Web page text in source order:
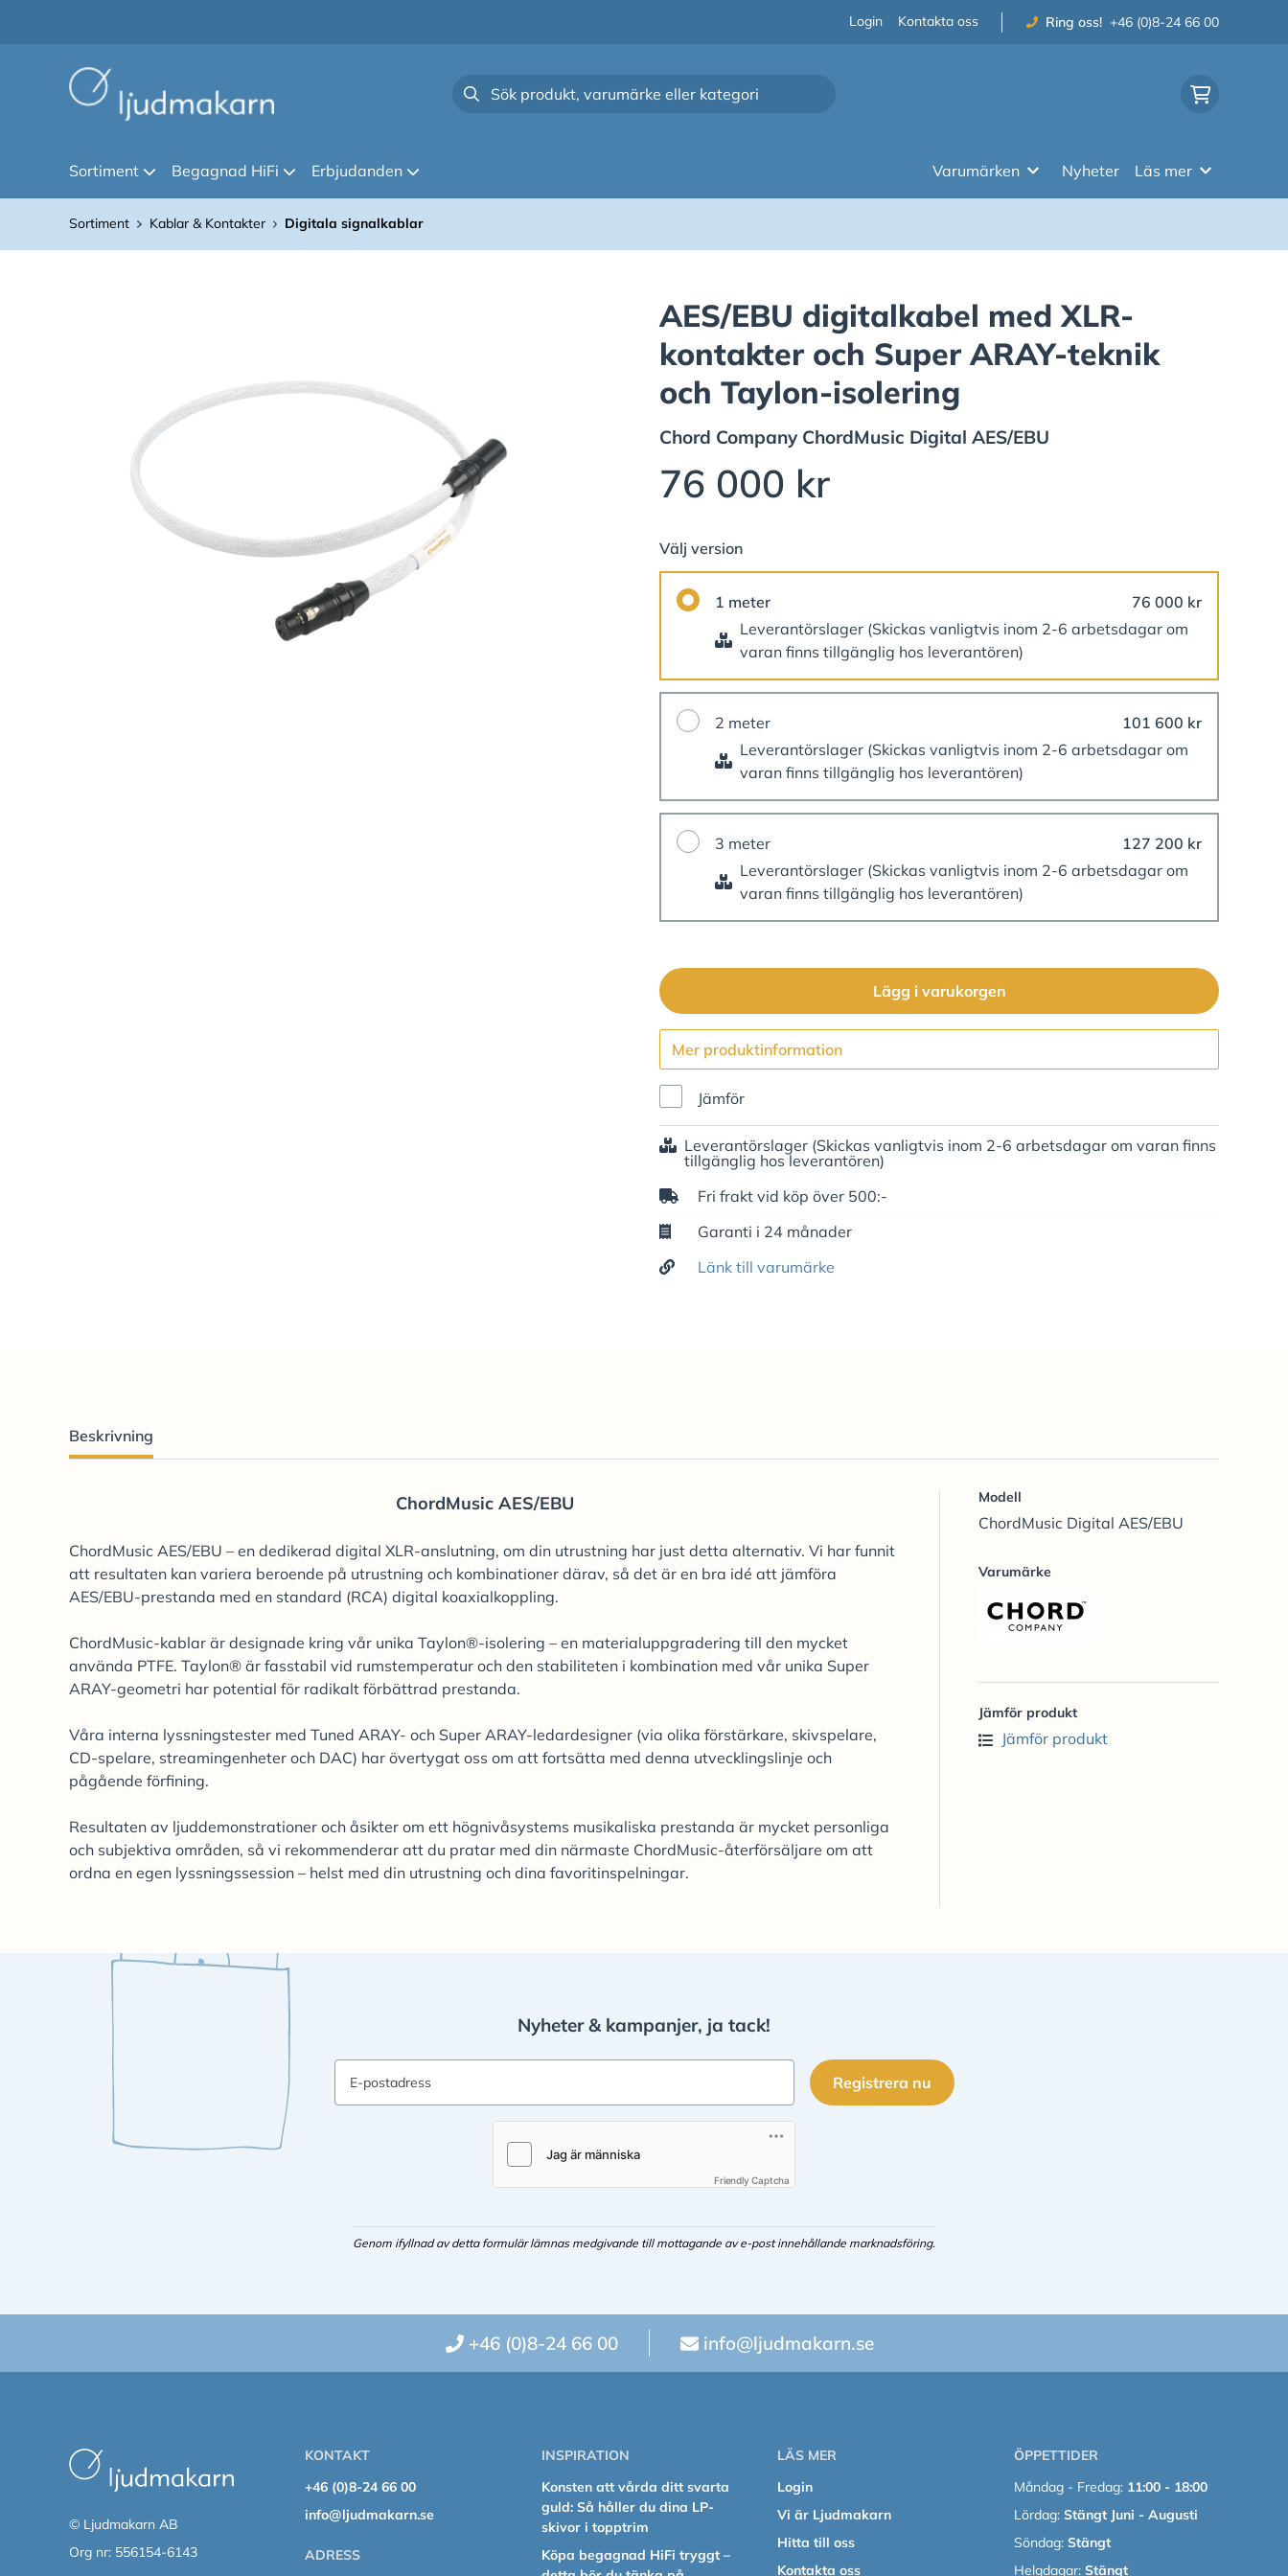
Login Kontakta oss Ring oss! +46 (0)8-24 66 00
Sortiment Begagnad HiFi Erbjudanden Varumärken Nyheter Läs mer
Sortiment Kablar & Kontakter Digitala signalkablar
AES/EBU digitalkabel med XLR-
kontakter och Super ARAY-teknik
och Taylon-isolering
Chord Company ChordMusic Digital AES/EBU
76 000 kr
Välj version
1 meter
76 000 kr
Leverantörslager (Skickas vanligtvis inom 2-6 arbetsdagar om
varan finns tillgänglig hos leverantören)
2 meter
101 600 kr
Leverantörslager (Skickas vanligtvis inom 2-6 arbetsdagar om
varan finns tillgänglig hos leverantören)
3 meter
127 200 kr
Leverantörslager (Skickas vanligtvis inom 2-6 arbetsdagar om
varan finns tillgänglig hos leverantören)
Lägg i varukorgen
Mer produktinformation
Jämför
Leverantörslager (Skickas vanligtvis inom 2-6 arbetsdagar om varan finns
tillgänglig hos leverantören)
Fri frakt vid köp över 500:-
Garanti i 24 månader
Länk till varumärke
Beskrivning
ChordMusic AES/EBU
ChordMusic AES/EBU – en dedikerad digital XLR-anslutning, om din utrustning har just detta alternativ. Vi har funnit
att resultaten kan variera beroende på utrustning och kombinationer därav, så det är en bra idé att jämföra
AES/EBU-prestanda med en standard (RCA) digital koaxialkoppling.
ChordMusic-kablar är designade kring vår unika Taylon®-isolering – en materialuppgradering till den mycket
använda PTFE. Taylon® är fasstabil vid rumstemperatur och den stabiliteten i kombination med vår unika Super
ARAY-geometri har potential för radikalt förbättrad prestanda.
Våra interna lyssningstester med Tuned ARAY- och Super ARAY-ledardesigner (via olika förstärkare, skivspelare,
CD-spelare, streamingenheter och DAC) har övertygat oss om att fortsätta med denna utvecklingslinje och
pågående förfining.
Resultaten av ljuddemonstrationer och åsikter om ett högnivåsystems musikaliska prestanda är mycket personliga
och subjektiva områden, så vi rekommenderar att du pratar med din närmaste ChordMusic-återförsäljare om att
ordna en egen lyssningssession – helst med din utrustning och dina favoritinspelningar.
Modell
ChordMusic Digital AES/EBU
Varumärke
Jämför produkt
Jämför produkt
Nyheter & kampanjer, ja tack!
E-postadress Registrera nu
Friendly Captcha
Genom ifyllnad av detta formulär lämnas medgivande till mottagande av e-post innehållande marknadsföring.
+46 (0)8-24 66 00 info@ljudmakarn.se
© Ljudmakarn AB
Org nr: 556154-6143
KONTAKT
+46 (0)8-24 66 00
info@ljudmakarn.se
ADRESS
INSPIRATION
Konsten att vårda ditt svarta
guld: Så håller du dina LP-
skivor i topptrim
Köpa begagnad HiFi tryggt –
LÄS MER
Login
Vi är Ljudmakarn
Hitta till oss
Kontakta oss
ÖPPETTIDER
Måndag - Fredag: 11:00 - 18:00
Lördag:Stängt Juni - Augusti
Söndag:Stängt
Helgdagar:Stängt